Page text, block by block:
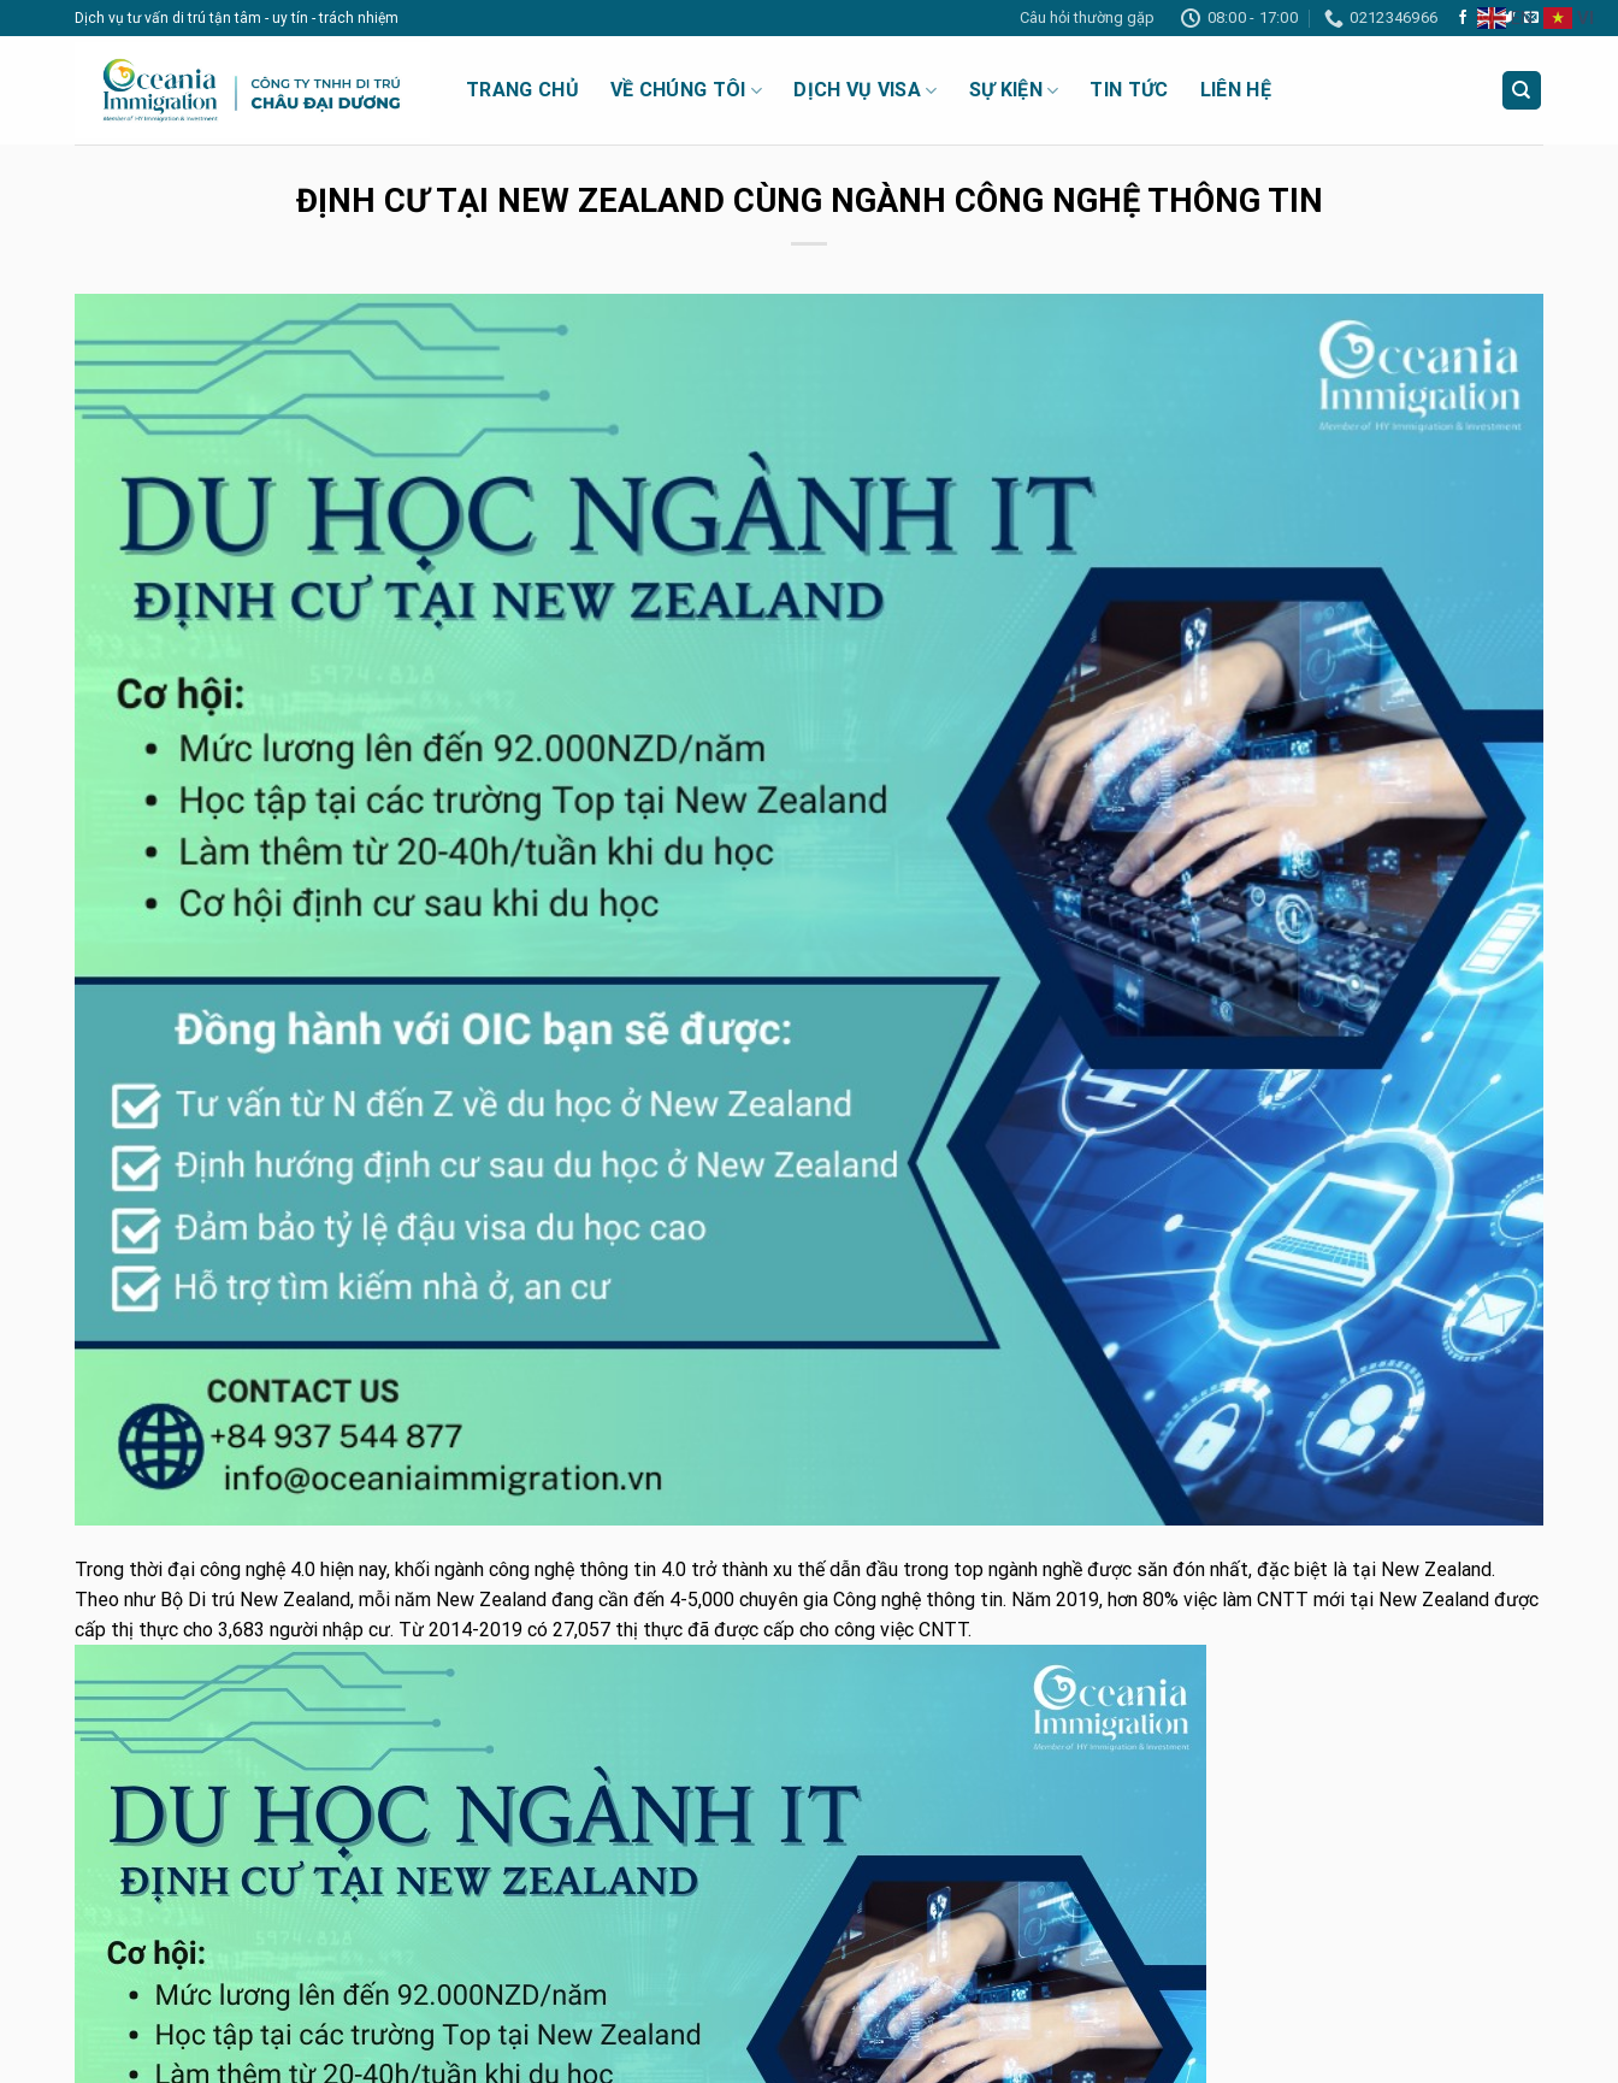
to
Dịch vụ tư vấn di trú tận tâm - uy tín - trách nhiệm Câu hỏi thường gặp 08:00 - 17:00 0212346966
TRANG CHỦ VỀ CHÚNG TÔI DỊCH VỤ VISA SỰ KIỆN TIN TỨC LIÊN HỆ
ĐỊNH CƯ TẠI NEW ZEALAND CÙNG NGÀNH CÔNG NGHỆ THÔNG TIN
Trong thời đại công nghệ 4.0 hiện nay, khối ngành công nghệ thông tin 4.0 trở thành xu thế dẫn đầu trong top ngành nghề được săn đón nhất, đặc biệt là tại New Zealand.
Theo như Bộ Di trú New Zealand, mỗi năm New Zealand đang cần đến 4-5,000 chuyên gia Công nghệ thông tin. Năm 2019, hơn 80% việc làm CNTT mới tại New Zealand được
cấp thị thực cho 3,683 người nhập cư. Từ 2014-2019 có 27,057 thị thực đã được cấp cho công việc CNTT.
EN VI